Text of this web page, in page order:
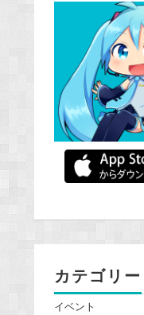
カテゴリー
イベント